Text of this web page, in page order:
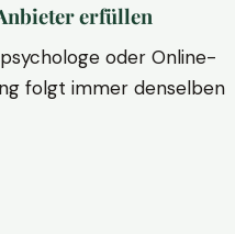
erfüllen
oder Online-
folgt immer denselben